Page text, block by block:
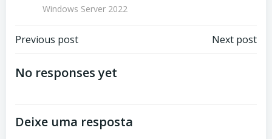
Windows Server 2022
Navegação
de
Previous post
Navegação
Next post
No responses yet
Deixe uma resposta